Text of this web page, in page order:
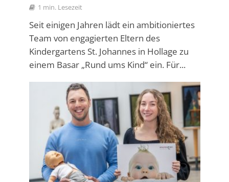
1 min. Lesezeit
Seit einigen Jahren lädt ein ambitioniertes
Team von engagierten Eltern des
Kindergartens St. Johannes in Hollage zu
einem Basar „Rund ums Kind“ ein. Für...